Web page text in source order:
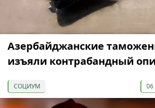
Азербайджанские
изъяли контрабандный
СОЦИУМ 06